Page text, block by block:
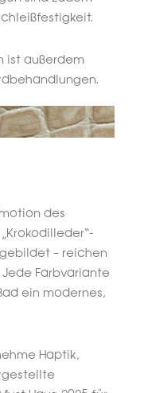
ist außerdem
des
– reichen
Farbvariante
ein modernes,
Haptik,